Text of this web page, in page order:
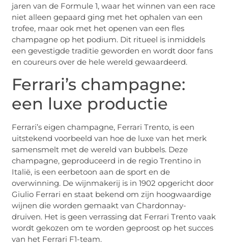
jaren van de Formule 1, waar het winnen van een race
niet alleen gepaard ging met het ophalen van een
trofee, maar ook met het openen van een fles
champagne op het podium. Dit ritueel is inmiddels
een gevestigde traditie geworden en wordt door fans
en coureurs over de hele wereld gewaardeerd.
Ferrari’s champagne:
een luxe productie
Ferrari’s eigen champagne, Ferrari Trento, is een
uitstekend voorbeeld van hoe de luxe van het merk
samensmelt met de wereld van bubbels. Deze
champagne, geproduceerd in de regio Trentino in
Italië, is een eerbetoon aan de sport en de
overwinning. De wijnmakerij is in 1902 opgericht door
Giulio Ferrari en staat bekend om zijn hoogwaardige
wijnen die worden gemaakt van Chardonnay-
druiven. Het is geen verrassing dat Ferrari Trento vaak
wordt gekozen om te worden geproost op het succes
van het Ferrari F1-team.